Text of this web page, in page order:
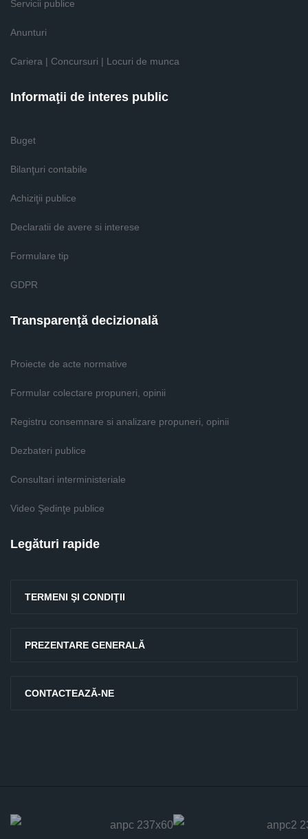
Servicii publice
Anunturi
Cariera | Concursuri | Locuri de munca
Informaţii de interes public
Buget
Bilanţuri contabile
Achiziţii publice
Declaratii de avere si interese
Formulare tip
GDPR
Transparenţă decizională
Proiecte de acte normative
Formular colectare propuneri, opinii
Registru consemnare si analizare propuneri, opinii
Dezbateri publice
Consultari interministeriale
Video Şedinţe publice
Legături rapide
TERMENI ŞI CONDIŢII
PREZENTARE GENERALĂ
CONTACTEAZĂ-NE